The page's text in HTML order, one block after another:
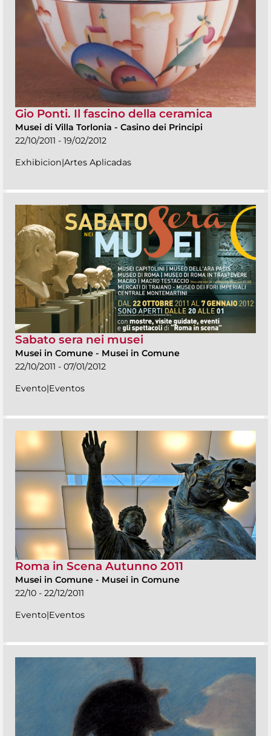
Gio Ponti. Il fascino della ceramica
Musei di Villa Torlonia - Casino dei Principi
22/10/2011 - 19/02/2012
Exhibicion|Artes Aplicadas
Sabato sera nei musei
Musei in Comune - Musei in Comune
22/10/2011 - 07/01/2012
Evento|Eventos
Roma in Scena Autunno 2011
Musei in Comune - Musei in Comune
22/10 - 22/12/2011
Evento|Eventos